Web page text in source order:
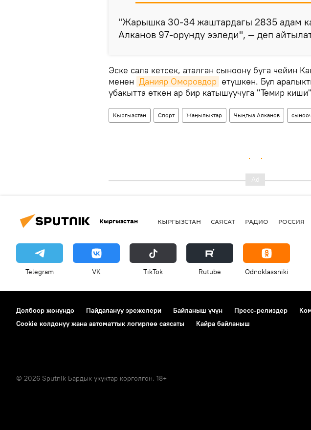
"Жарышка 30-34 жаштардагы 2835 адам
Алканов 97-орунду ээледи", — деп
Эске сала кетсек, аталган сыноону буга чейин
менен Данияр Оморовдор өтүшкөн. Бул
убакытта өткөн ар бир катышуучуга "Темир
Кыргызстан Спорт Жаңылыктар Чыңгыз Алканов
Кыргызстан КЫРГЫЗСТАН САЯСАТ РАДИО РОССИЯ
Telegram VK ТikТоk Rutube Odnoklassniki
Долбоор жөнүндө Пайдалануу эрежелери Байланыш үчүн Пресс-релиздер
Cookie колдонуу жана автоматтык логирлөө саясаты
Кайра байланыш
© 2026 Sputnik Бардык укуктар корголгон. 18+